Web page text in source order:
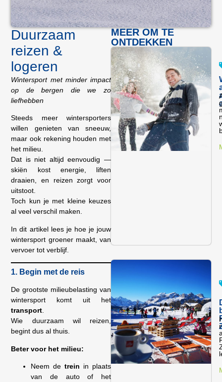
Duurzaam
reizen &
logeren
Wintersport met minder impact
op de bergen die we zo
liefhebben
Steeds meer wintersporters
willen genieten van sneeuw,
maar ook rekening houden met
het milieu.
Dat is niet altijd eenvoudig —
skiën kost energie, liften
draaien, en reizen zorgt voor
uitstoot.
Toch kun je met kleine keuzes
al veel verschil maken.
In dit artikel lees je hoe je jouw
wintersport groener maakt, van
vervoer tot verblijf.
1. Begin met de reis
De grootste milieubelasting van
wintersport komt uit het
transport
Wie duurzaam wil reizen,
begint dus al thuis.
Beter voor het milieu:
Neem detrein in plaats
van de auto of het
MEER OM TE
ONTDEKKEN